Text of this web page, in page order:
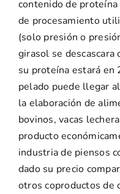
contenido de
de procesamiento
(solo presión o
girasol se descascara
su proteína estará en
pelado puede llegar
la elaboración de
bovinos, vacas
producto
industria de piensos
dado su precio
otros coproductos de